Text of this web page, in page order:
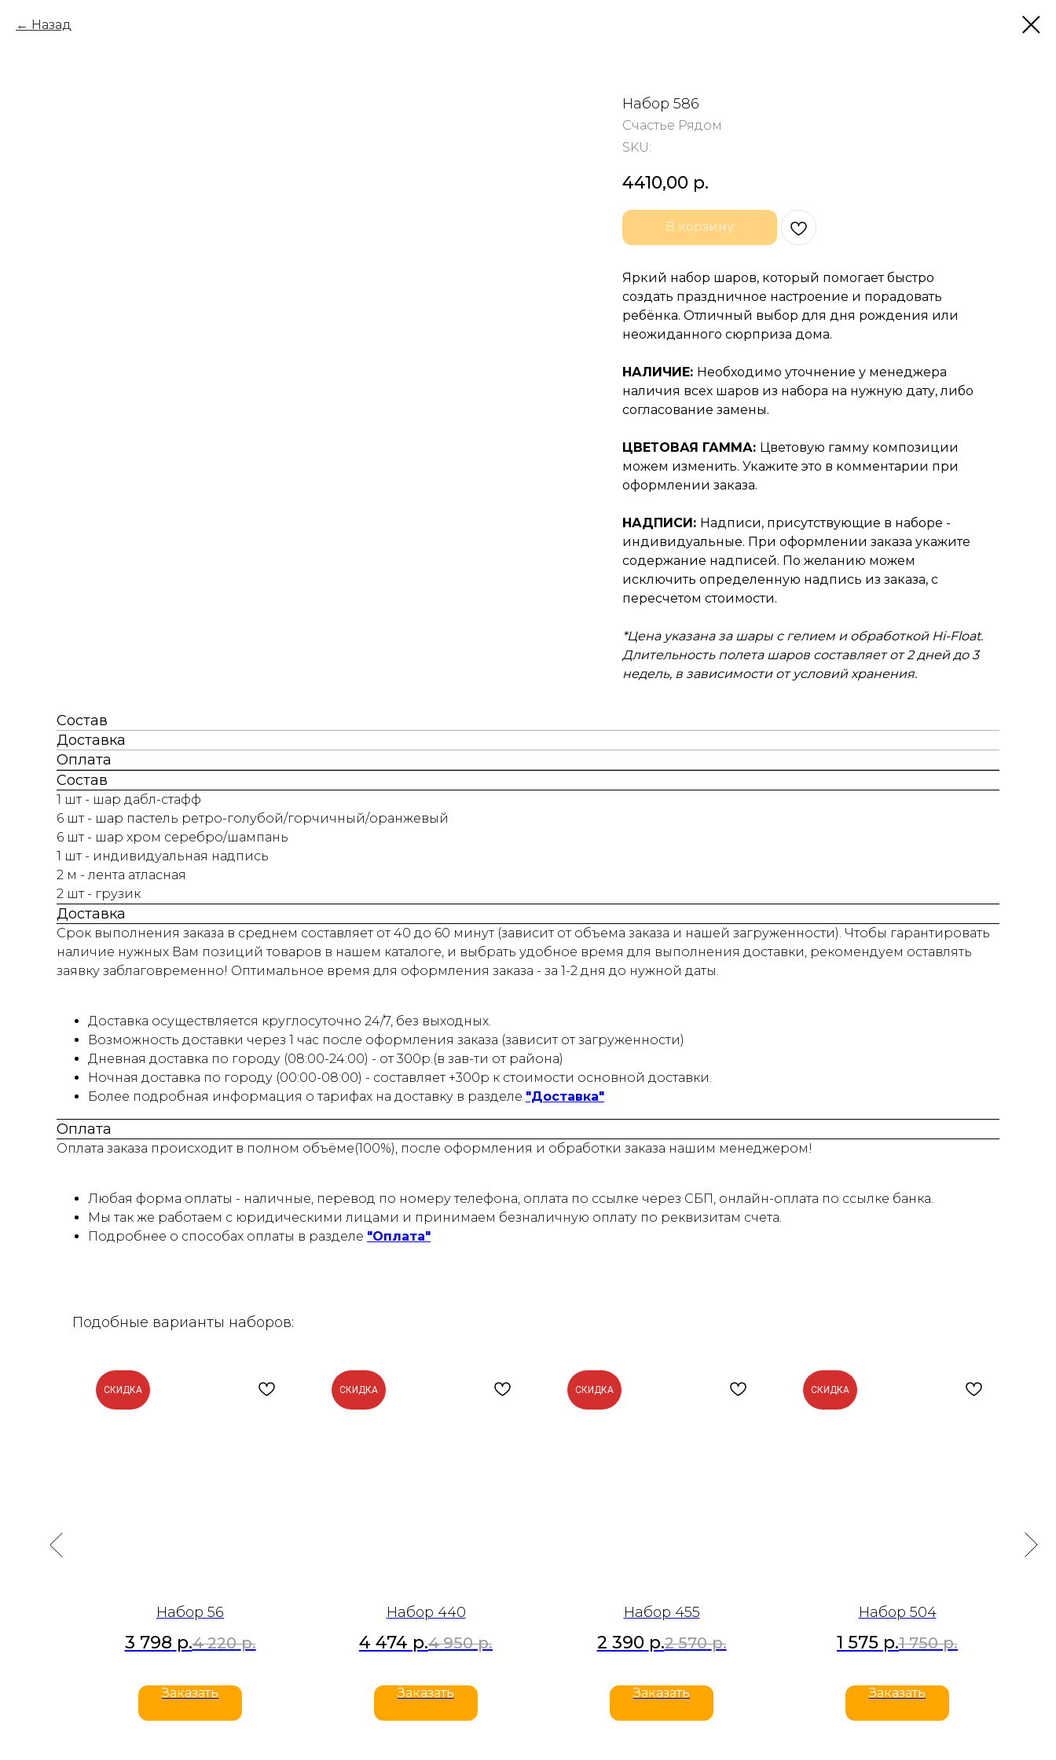
Назад
Набор 586
Счастье Рядом
SKU:
4410,00 р.
В корзину
Яркий набор шаров, который помогает быстро
создать праздничное настроение и порадовать
ребёнка. Отличный выбор для дня рождения или
неожиданного сюрприза дома.
НАЛИЧИЕ: Необходимо уточнение у менеджера
наличия всех шаров из набора на нужную дату, либо
согласование замены.
ЦВЕТОВАЯ ГАММА: Цветовую гамму композиции
можем изменить. Укажите это в комментарии при
оформлении заказа.
НАДПИСИ: Надписи, присутствующие в наборе -
индивидуальные. При оформлении заказа укажите
содержание надписей. По желанию можем
исключить определенную надпись из заказа, с
пересчетом стоимости.
*Цена указана за шары с гелием и обработкой Hi-Float.
Длительность полета шаров составляет от 2 дней до 3
недель, в зависимости от условий хранения.
Состав
Доставка
Оплата
Состав
1 шт - шар дабл-стафф
6 шт - шар пастель ретро-голубой/горчичный/оранжевый
6 шт - шар хром серебро/шампань
1 шт - индивидуальная надпись
2 м - лента атласная
2 шт - грузик
Доставка
Срок выполнения заказа в среднем составляет от 40 до 60 минут (зависит от объема заказа и нашей загруженности). Чтобы гарантировать
наличие нужных Вам позиций товаров в нашем каталоге, и выбрать удобное время для выполнения доставки, рекомендуем оставлять
заявку заблаговременно! Оптимальное время для оформления заказа - за 1-2 дня до нужной даты.
Доставка осуществляется круглосуточно 24/7, без выходных.
Возможность доставки через 1 час после оформления заказа (зависит от загруженности)
Дневная доставка по городу (08:00-24:00) - от 300р.(в зав-ти от района)
Ночная доставка по городу (00:00-08:00) - составляет +300р к стоимости основной доставки.
Более подробная информация о тарифах на доставку в разделе "Доставка"
Оплата
Оплата заказа происходит в полном объёме(100%), после оформления и обработки заказа нашим менеджером!
Любая форма оплаты - наличные, перевод по номеру телефона, оплата по ссылке через СБП, онлайн-оплата по ссылке банка.
Мы так же работаем с юридическими лицами и принимаем безналичную оплату по реквизитам счета.
Подробнее о способах оплаты в разделе "Оплата"
Подобные варианты наборов:
СКИДКА
Набор 56
3 798 р.4 220 р.
Заказать
СКИДКА
Набор 440
4 474 р.4 950 р.
Заказать
СКИДКА
Набор 455
2 390 р.2 570 р.
Заказать
СКИДКА
Набор 504
1 575 р.1 750 р.
Заказать